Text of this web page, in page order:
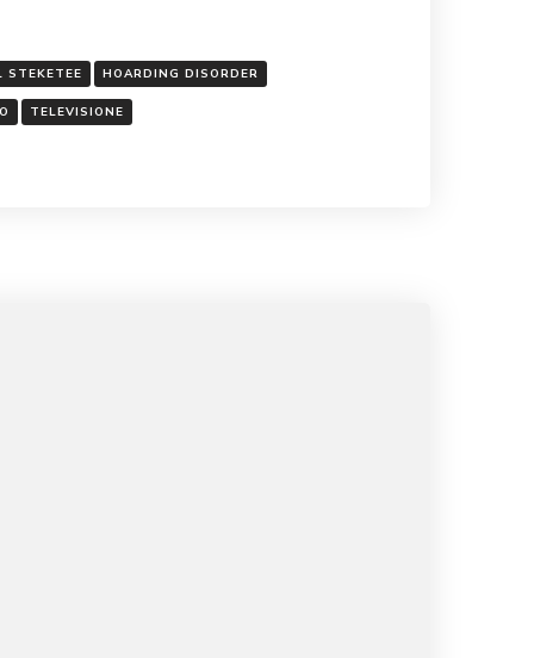
STEKETEE HOARDING DISORDER
TELEVISIONE